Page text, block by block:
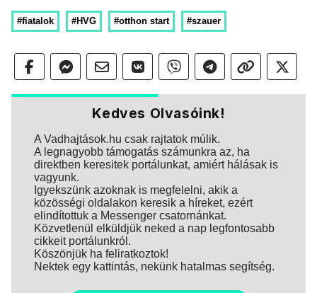
#fiatalok #HVG #otthon start #szauer
Kedves Olvasóink!
A Vadhajtások.hu csak rajtatok múlik.
A legnagyobb támogatás számunkra az, ha
direktben keresitek portálunkat, amiért hálásak is
vagyunk.
Igyekszünk azoknak is megfelelni, akik a
közösségi oldalakon keresik a híreket, ezért
elindítottuk a Messenger csatornánkat.
Közvetlenül elküldjük neked a nap legfontosabb
cikkeit portálunkról.
Köszönjük ha feliratkoztok!
Nektek egy kattintás, nekünk hatalmas segítség.